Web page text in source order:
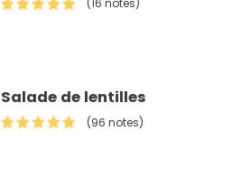
(16 notes)
Salade de lentilles
(96 notes)